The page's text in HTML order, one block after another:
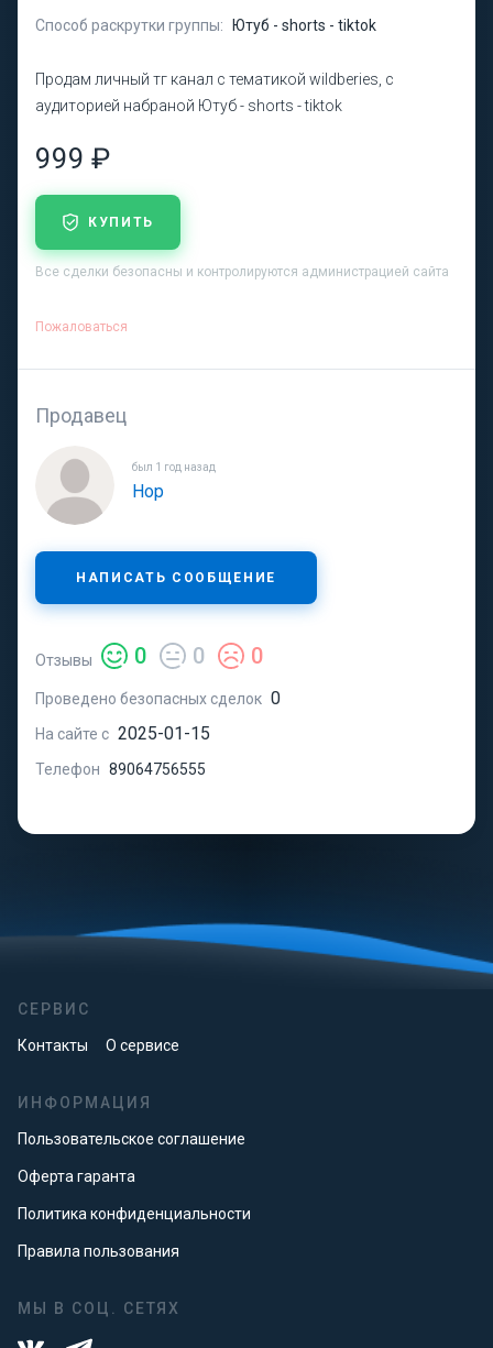
Способ раскрутки группы:
Ютуб - shorts - tiktok
Продам личный тг канал с тематикой wildberies, с
аудиторией набраной Ютуб - shorts - tiktok
999 ₽
КУПИТЬ
Все сделки безопасны и контролируются администрацией сайта
Пожаловаться
Продавец
был 1 год назад
Hop
НАПИСАТЬ СООБЩЕНИЕ
Отзывы 0 0 0
Проведено безопасных сделок 0
На сайте с 2025-01-15
Телефон 89064756555
СЕРВИС
Контакты О сервисе
ИНФОРМАЦИЯ
Пользовательское соглашение
Оферта гаранта
Политика конфиденциальности
Правила пользования
МЫ В СОЦ. СЕТЯХ